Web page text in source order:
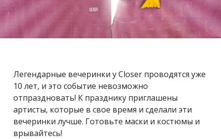
Легендарные вечеринки у Closer проводятся уже
10 лет, и это событие невозможно
отпраздновать! К празднику приглашены
артисты, которые в свое время и сделали эти
вечеринки лучше. Готовьте маски и костюмы и
врывайтесь!